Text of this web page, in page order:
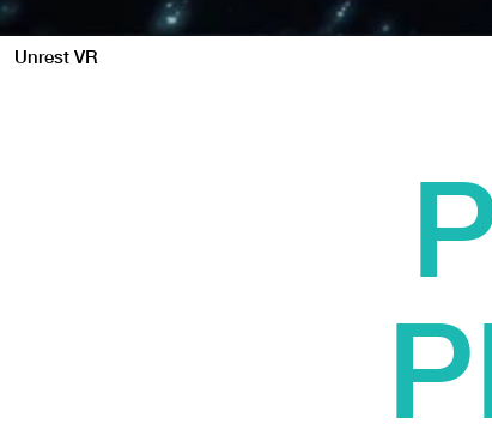
Unrest VR